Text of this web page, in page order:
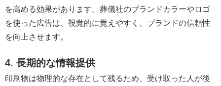
を高める効果があります。葬儀社のブランドカラーやロゴ
を使った広告は、視覚的に覚えやすく、ブランドの信頼性
を向上させます。
4. 長期的な情報提供
印刷物は物理的な存在として残るため、受け取った人が後